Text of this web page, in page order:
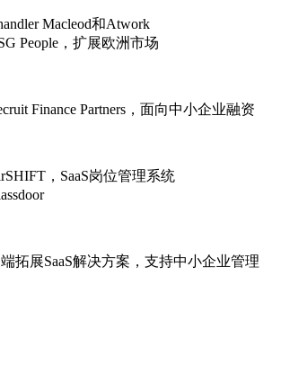
Macleod和Atwork
People，扩展欧洲市场
Finance Partners，面向中小企业融资
，SaaS岗位管理系统
拓展SaaS解决方案，支持中小企业管理